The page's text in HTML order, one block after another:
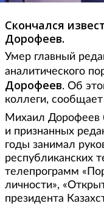
Скончался
Дорофеев.
Умер главный
аналитического
Дорофеев. Об
коллеги, сообщает
Михаил Дорофеев
и признанных
годы занимал
республиканских
телепрограмм
личности»,
президента